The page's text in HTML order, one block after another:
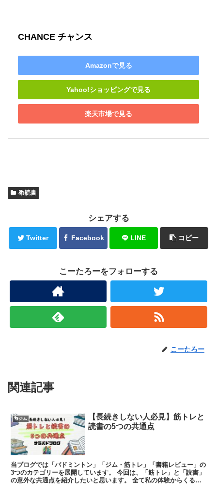
CHANCE チャンス
Amazonで見る
Yahoo!ショッピングで見る
楽天市場で見る
📚読書
シェアする
Twitter Facebook LINE コピー
こーたろーをフォローする
こーたろー
関連記事
👣ジム
【長続きしない人必見】筋トレと
読書の5つの共通点
当ブログでは「バドミントン」「ジム・筋トレ」「書籍レビュー」の
3つのカテゴリーを展開しています。 今回は、「筋トレ」と「読書」
の意外な共通点を紹介したいと思います。 全て私の体験からくるも